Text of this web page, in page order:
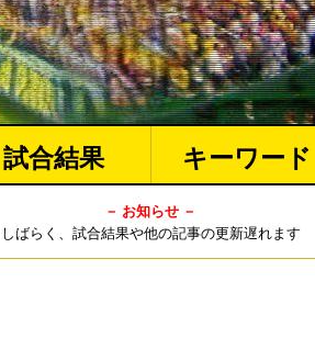
試合結果 キーワード
－ お知らせ －
しばらく、試合結果や他の記事の更新遅れます